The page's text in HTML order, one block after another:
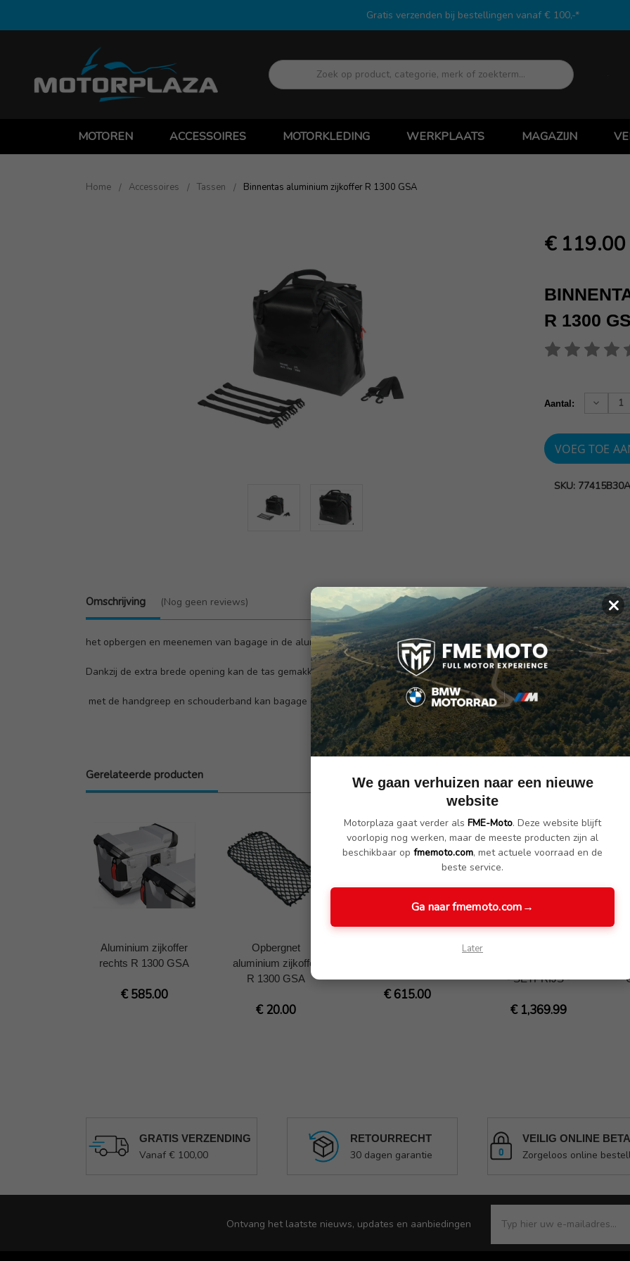
Gratis verzenden bij bestellingen vanaf € 100,-*
Zoek
MOTOREN ACCESSOIRES MOTORKLEDING WERKPLAATS MAGAZIJN
Home Accessoires Tassen Binnentas aluminium zijkoffer R 1300 GSA
€ 119.00
R 1300
voorraad:
Aantal:
Verhoog
SKU:
Omschrijving (Nog geen reviews)
het opbergen en meenemen van bagage in de aluminium koffer is met de waterdichte binnentas nog eenvoudiger en
Dankzij de extra brede opening kan de tas gemakkelijk worden ingepakt en opengemaakt.
met de handgreep en schouderband kan bagage gemakkelijk in één keer buiten de aluminium koffer worden vervoerd.
Gerelateerde producten
Aluminium zijkoffer
rechts R 1300 GSA
€ 585.00
Opbergnet
aluminium zijkoffer
R 1300 GSA
€ 20.00
€ 615.00
- SETPRIJS -
€ 1,369.99
GRATIS VERZENDING
Vanaf € 100,00
RETOURRECHT
30 dagen garantie
VEILIG ONLINE
Zorgeloos online
Ontvang het laatste nieuws, updates en aanbiedingen
×
We gaan verhuizen naar een nieuwe
website
Motorplaza gaat verder als FME-Moto. Deze website blijft
voorlopig nog werken, maar de meeste producten zijn al
beschikbaar op fmemoto.com, met actuele voorraad en de
beste service.
Ga naar fmemoto.com→
Later